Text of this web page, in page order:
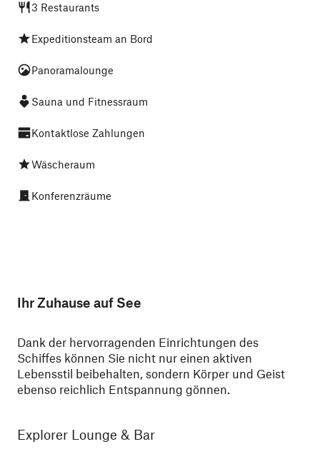
3 Restaurants
Expeditionsteam an Bord
Panoramalounge
Sauna und Fitnessraum
Kontaktlose Zahlungen
Wäscheraum
Konferenzräume
Ihr Zuhause auf See
Dank der hervorragenden Einrichtungen des
Schiffes können Sie nicht nur einen aktiven
Lebensstil beibehalten, sondern Körper und Geist
ebenso reichlich Entspannung gönnen.
Explorer Lounge & Bar